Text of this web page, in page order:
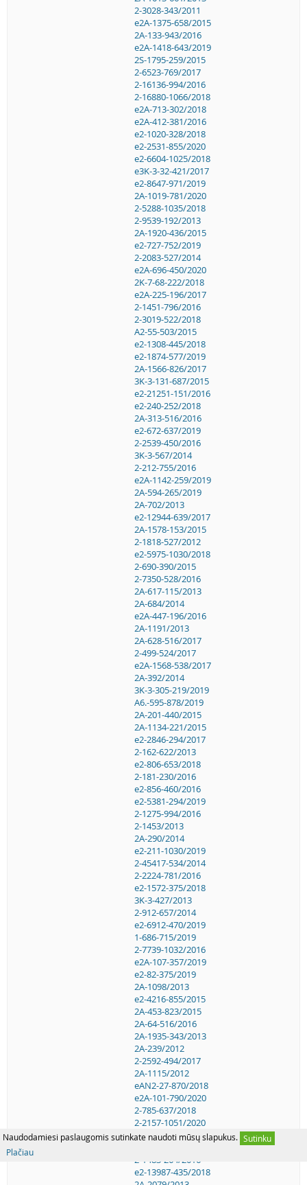
Naudodamiesi paslaugomis sutinkate naudoti mūsų slapukus. Sutinku
Plačiau
2-3028-343/2011
e2A-1375-658/2015
2A-133-943/2016
e2A-1418-643/2019
2S-1795-259/2015
2-6523-769/2017
2-16136-994/2016
2-16880-1066/2018
e2A-713-302/2018
e2A-412-381/2016
e2-1020-328/2018
e2-2531-855/2020
e2-6604-1025/2018
e3K-3-32-421/2017
e2-8647-971/2019
2A-1019-781/2020
2-5288-1035/2018
2-9539-192/2013
2A-1920-436/2015
e2-727-752/2019
2-2083-527/2014
e2A-696-450/2020
2K-7-68-222/2018
e2A-225-196/2017
2-1451-796/2016
2-3019-522/2018
A2-55-503/2015
e2-1308-445/2018
e2-1874-577/2019
2A-1566-826/2017
3K-3-131-687/2015
e2-21251-151/2016
e2-240-252/2018
2A-313-516/2016
e2-672-637/2019
2-2539-450/2016
3K-3-567/2014
2-212-755/2016
e2A-1142-259/2019
2A-594-265/2019
2A-702/2013
e2-12944-639/2017
2A-1578-153/2015
2-1818-527/2012
e2-5975-1030/2018
2-690-390/2015
2-7350-528/2016
2A-617-115/2013
2A-684/2014
e2A-447-196/2016
2A-1191/2013
2A-628-516/2017
2-499-524/2017
e2A-1568-538/2017
2A-392/2014
3K-3-305-219/2019
A6.-595-878/2019
2A-201-440/2015
2A-1134-221/2015
e2-2846-294/2017
2-162-622/2013
e2-806-653/2018
2-181-230/2016
e2-856-460/2016
e2-5381-294/2019
2-1275-994/2016
2-1453/2013
2A-290/2014
e2-211-1030/2019
2-45417-534/2014
2-2224-781/2016
e2-1572-375/2018
3K-3-427/2013
2-912-657/2014
e2-6912-470/2019
1-686-715/2019
2-7739-1032/2016
e2A-107-357/2019
e2-82-375/2019
2A-1098/2013
e2-4216-855/2015
2A-453-823/2015
2A-64-516/2016
2A-1935-343/2013
2A-239/2012
2-2592-494/2017
2A-1115/2012
eAN2-27-870/2018
e2A-101-790/2020
2-785-637/2018
2-2157-1051/2020
2A-2141-221/2015
2-1483-264/2016
e2-13987-435/2018